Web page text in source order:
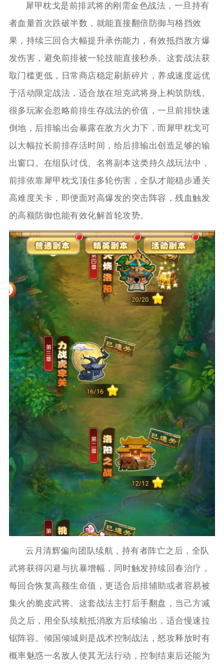
犀甲枕戈是前排武将的刚需金色战法，一旦持有
者血量首次跌破半数，就能直接翻倍防御与格挡效
果，持续三回合大幅提升承伤能力，有效抵挡敌方爆
发伤害，避免前排被一轮技能直接秒杀。这套战法获
取门槛更低，日常商店稳定刷新碎片，养成速度远优
于活动限定战法，适合放在坦克武将身上构筑防线。
很多玩家会忽略前排生存战法的价值，一旦前排快速
倒地，后排输出会暴露在敌方火力下，而犀甲枕戈可
以大幅拉长前排存活时间，给后排输出创造足够的输
出窗口。在组队讨伐、名将副本这类持久战玩法中，
前排依靠犀甲枕戈顶住多轮伤害，全队才能稳步通关
高难度关卡，即便面对高爆发的突击阵容，残血触发
的高额防御也能有效化解首轮攻势。
云月清辉偏向团队续航，持有者阵亡之后，全队
武将获得闪避与抗暴增幅，同时触发持续回春治疗，
每回合恢复高额生命值，更适合后排辅助或者容易被
集火的脆皮武将。这套战法主打后手翻盘，当己方减
员之后，用全队续航抵消敌方后续输出，适合慢速拉
锯阵容。倾国倾城则是战术控制战法，怒攻释放时有
概率魅惑一名敌人使其无法行动，控制结束后还能为